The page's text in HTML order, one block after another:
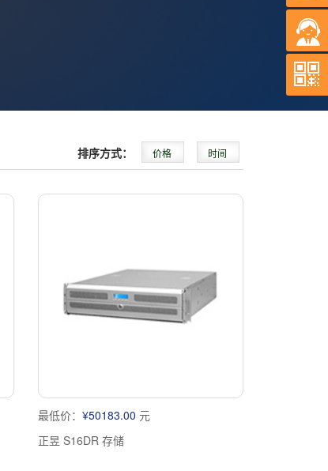
排序方式： 价格 时间
最低价： ¥50183.00 元
正昱 S16DR 存储